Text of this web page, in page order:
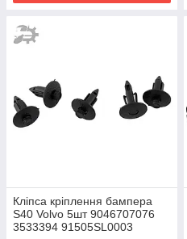
Кліпса кріплення бампера
S40 Volvo 5шт 9046707076
3533394 91505SL0003